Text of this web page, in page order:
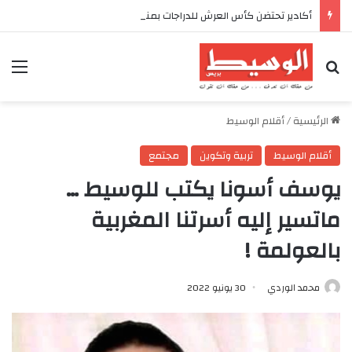
بحث عن
الرئيسية/أقلام الوسيط
أقلام الوسيط
تربية وتكوين مجتمع
يوسف أسونا يكتب للوسيط …
ماتسير إليه أسرتنا المغربية
بالعولمة !
محمد الوردي 30 يونيو 2022